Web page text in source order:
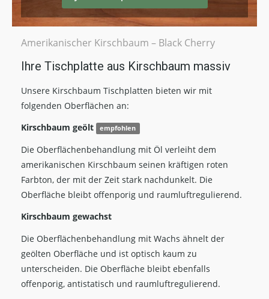
Amerikanischer Kirschbaum – Black Cherry
Ihre Tischplatte aus Kirschbaum massiv
Unsere Kirschbaum Tischplatten bieten wir mit
folgenden Oberflächen an:
Kirschbaum geölt
empfohlen
Die Oberflächenbehandlung mit Öl verleiht dem
amerikanischen Kirschbaum seinen kräftigen roten
Farbton, der mit der Zeit stark nachdunkelt. Die
Oberfläche bleibt offenporig und raumluftregulierend.
Kirschbaum gewachst
Die Oberflächenbehandlung mit Wachs ähnelt der
geölten Oberfläche und ist optisch kaum zu
unterscheiden. Die Oberfläche bleibt ebenfalls
offenporig, antistatisch und raumluftregulierend.